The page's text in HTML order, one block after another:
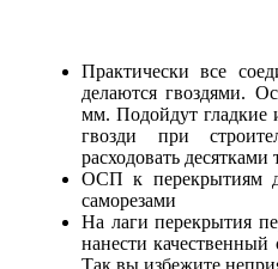
Практически все
делаются гвоздями.
мм. Подойдут гладкие
гвозди при
расходовать десятками
ОСП к перекрытиям
саморезами
На лаги перекрытия
нанести